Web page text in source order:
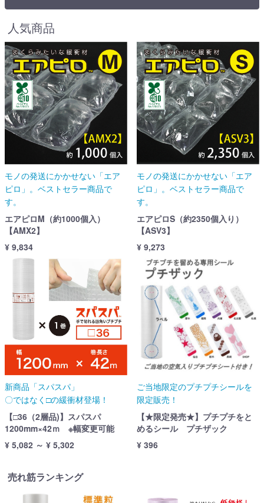
人気商品
モノの発送にかかせない「エア
ピロ」。ベストセラー商品で
す。
エアピロM（約1000個入）
【AMX2】
¥ 9,834
モノの発送にかかせない「エア
ピロ」。ベストセラー商品で
す。
エアピロS（約2350個入り）
【ASV3】
¥ 9,273
新商品「スパスパ」
〇ではなく□の緩衝材登場！
【□36（2層品)】スパスパ
1200mm×42ｍ ※幅変更可能
¥ 5,082 ～ ¥ 5,302
ご当地限定のプチプチシールを
限定販売！
【★限定発売★】プチプチをと
めるシール プチザック
¥ 396
売れ筋ランキング